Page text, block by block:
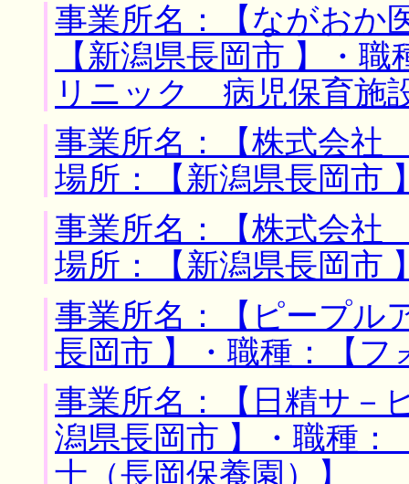
事業所名：【ながおか
【新潟県長岡市 】・
リニック 病児保育施
事業所名：【株式会
場所：【新潟県長岡市
事業所名：【株式会
場所：【新潟県長岡市
事業所名：【ピープル
長岡市 】・職種：【フ
事業所名：【日精サ
潟県長岡市 】・職種：
士（長岡保養園）】